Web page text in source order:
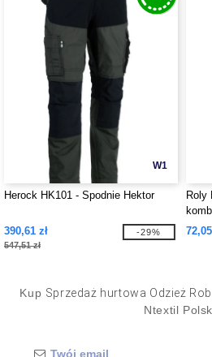
W1
Herock HK101 - Spodnie Hektor
390,61 zł
547,51 zł
-29%
Roly
Kup Sprzedaż hurtowa Odzież
Ntextil